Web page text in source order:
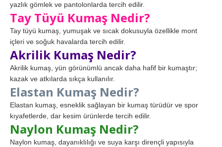
yazlık gömlek ve pantolonlarda tercih edilir.
Tay Tüyü Kumaş Nedir?
Tay tüyü kumaş, yumuşak ve sıcak dokusuyla özellikle mont
içleri ve soğuk havalarda tercih edilir.
Akrilik Kumaş Nedir?
Akrilik kumaş, yün görünümlü ancak daha hafif bir kumaştır;
kazak ve atkılarda sıkça kullanılır.
Elastan Kumaş Nedir?
Elastan kumaş, esneklik sağlayan bir kumaş türüdür ve spor
kıyafetlerde, dar kesim ürünlerde tercih edilir.
Naylon Kumaş Nedir?
Naylon kumaş, dayanıklılığı ve suya karşı dirençli yapısıyla